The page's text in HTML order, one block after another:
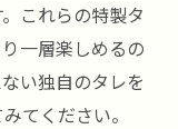
これらの特製タ
一層楽しめるの
い独自のタレを
てください。